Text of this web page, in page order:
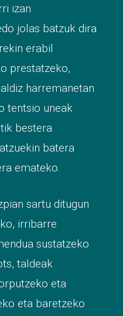
izan
jolas batzuk dira
erabil
prestatzeko,
harremanetan
tentsio uneak
bestera
batera
emateko.
sartu ditugun
irribarre
sustatzeko
taldeak
eta
eta baretzeko